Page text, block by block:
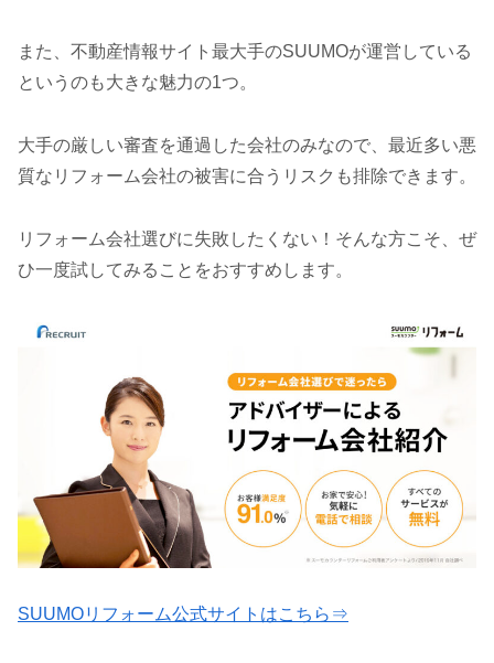
また、不動産情報サイト最大手のSUUMOが運営している
というのも大きな魅力の1つ。
大手の厳しい審査を通過した会社のみなので、最近多い悪
質なリフォーム会社の被害に合うリスクも排除できます。
リフォーム会社選びに失敗したくない！そんな方こそ、ぜ
ひ一度試してみることをおすすめします。
SUUMOリフォーム公式サイトはこちら⇒